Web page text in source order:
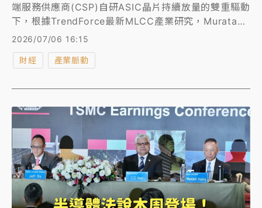
端服務供應商(CSP)自研ASIC晶片持續放量的雙重驅動
下，根據TrendForce最新MLCC產業研究，Murata、
Samsung Electro-Mechanics、Taiyo Yuden等三大
別達1.30、1.31、1.25，創COVID-19疫情後新高，整
2026/07/06 16:15
財經 產業脈動